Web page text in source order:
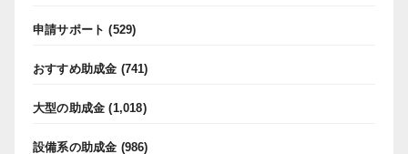
申請サポート (529)
おすすめ助成金 (741)
大型の助成金 (1,018)
設備系の助成金 (986)